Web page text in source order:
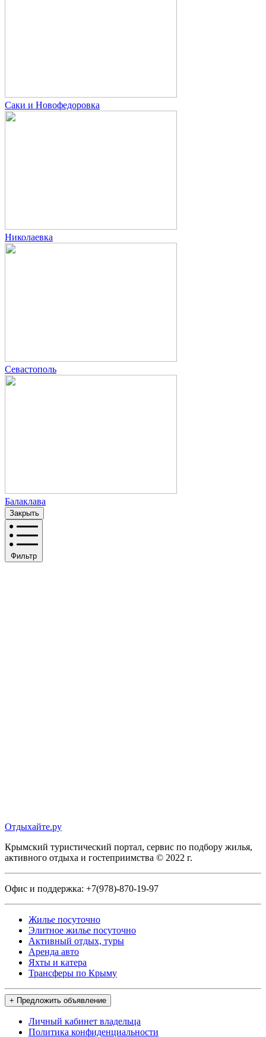
Саки и Новофедоровка
Николаевка
Севастополь
Балаклава
Закрыть
Фильтр
Отдыхайте.ру
Крымский туристический портал, сервис по подбору жилья,
активного отдыха и гостеприимства © 2022 г.
Офис и поддержка: +7(978)-870-19-97
Жилье посуточно
Элитное жилье посуточно
Активный отдых, туры
Аренда авто
Яхты и катера
Трансферы по Крыму
+ Предложить объявление
Личный кабинет владельца
Политика конфиденциальности